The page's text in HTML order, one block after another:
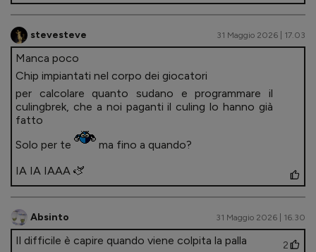
stevesteve 31 Maggio 2026 | 17.03
Manca poco
Chip impiantati nel corpo dei giocatori
per calcolare quanto sudano e programmare il
culingbrek, che a noi paganti il culing lo hanno già
fatto
Solo per te
ma fino a quando?
IA IA IAAA 🫏
Absinto 31 Maggio 2026 | 16.30
Il difficile è capire quando viene colpita la palla 2